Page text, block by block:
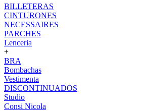
BILLETERAS
CINTURONES
NECESSAIRES
PARCHES
Lenceria
+
BRA
Bombachas
Vestimenta
DISCONTINUADOS
Studio
Consi Nicola